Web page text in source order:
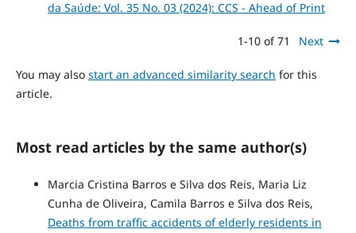
da Saúde: Vol. 35 No. 03 (2024): CCS - Ahead of Print
1-10 of 71 Next
You may also start an advanced similarity search for this
article.
Most read articles by the same author(s)
Marcia Cristina Barros e Silva dos Reis, Maria Liz
Cunha de Oliveira, Camila Barros e Silva dos Reis,
Deaths from traffic accidents of elderly residents in